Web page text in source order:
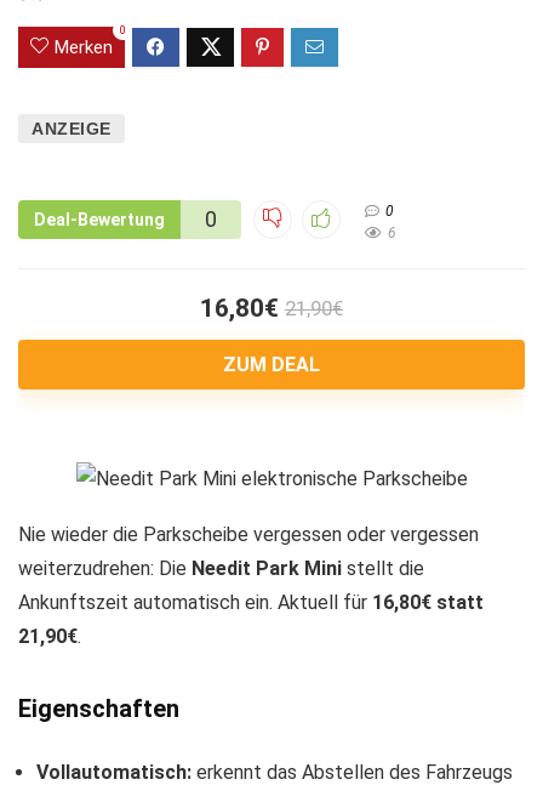
Merken
0
ANZEIGE
Deal-Bewertung 0
0
6
16,80€ 21,90€
ZUM DEAL
Nie wieder die Parkscheibe vergessen oder vergessen
weiterzudrehen: Die Needit Park Mini stellt die
Ankunftszeit automatisch ein. Aktuell für 16,80€ statt
21,90€.
Eigenschaften
Vollautomatisch: erkennt das Abstellen des Fahrzeugs